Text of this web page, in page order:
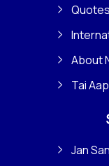
Quotes
About
Tai
Jan